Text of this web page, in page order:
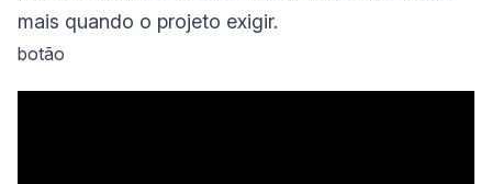
mais quando o projeto exigir.
botão